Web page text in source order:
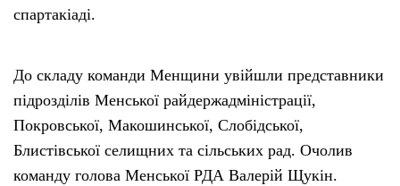
спартакіаді.
До складу команди Менщини увійшли представники
підрозділів Менської райдержадміністрації,
Покровської, Макошинської, Слобідської,
Блистівської селищних та сільських рад. Очолив
команду голова Менської РДА Валерій Щукін.